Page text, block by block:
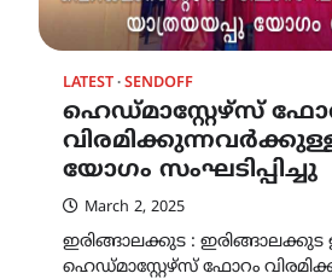
LATEST SENDOFF
ഹെഡ്മാസ്റ്റേഴ്സ്
യോഗം സംഘടിപ്പിച്ചു
March 2, 2025
ഇരിങ്ങാലക്കുട : ഇരിങ്ങാലക്കുട
ഹെഡ്മാസ്റ്റേഴ്സ് ഫോറം